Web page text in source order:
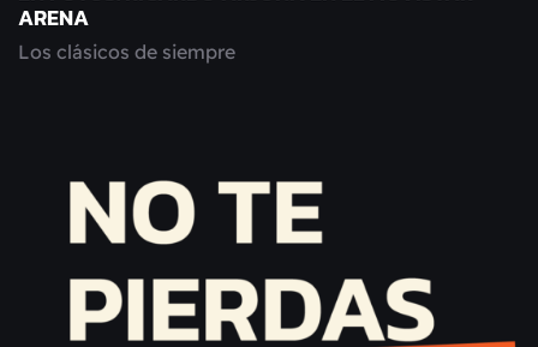
ARENA
Los clásicos de siempre